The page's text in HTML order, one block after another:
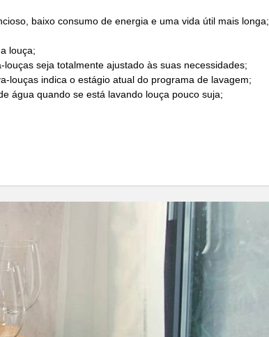
baixo consumo de energia e uma vida útil mais longa;
louça;
seja totalmente ajustado às suas necessidades;
louças indica o estágio atual do programa de lavagem;
água quando se está lavando louça pouco suja;